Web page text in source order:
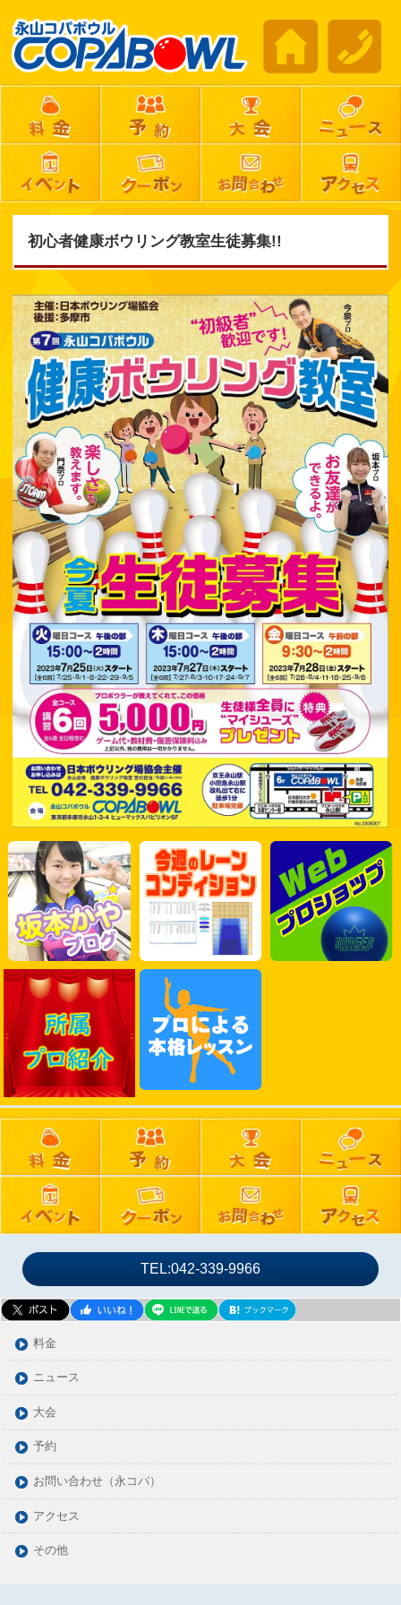
初心者健康ボウリング教室生徒募集!!
TEL:042-339-9966
料金
ニュース
大会
予約
お問い合わせ（永コパ）
アクセス
その他